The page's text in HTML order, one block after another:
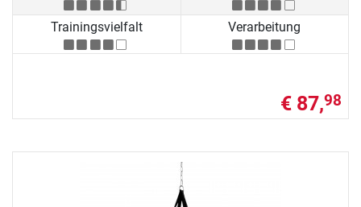
Trainingsvielfalt Verarbeitung
€ 87,98